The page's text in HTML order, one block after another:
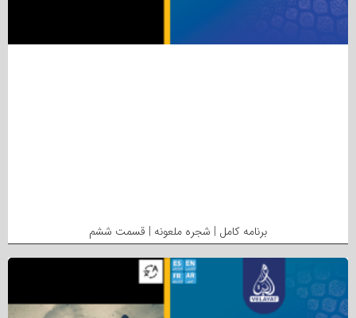
برنامه کامل | شجره ملعونه | قسمت ششم